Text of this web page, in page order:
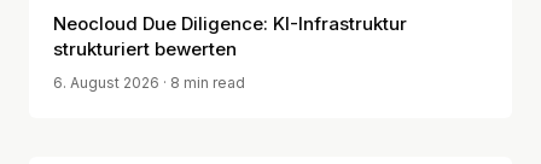
Neocloud Due Diligence: KI-Infrastruktur
strukturiert bewerten
6. August 2026 · 8 min read